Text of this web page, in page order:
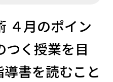
４月のポイン
く授業を目
書を読むこと